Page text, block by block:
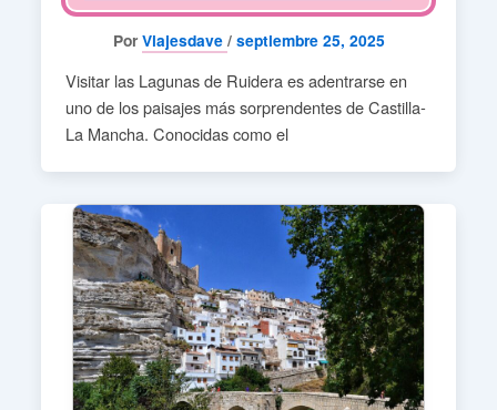
Por Viajesdave / septiembre 25, 2025
Visitar las Lagunas de Ruidera es adentrarse en
uno de los paisajes más sorprendentes de Castilla-
La Mancha. Conocidas como el